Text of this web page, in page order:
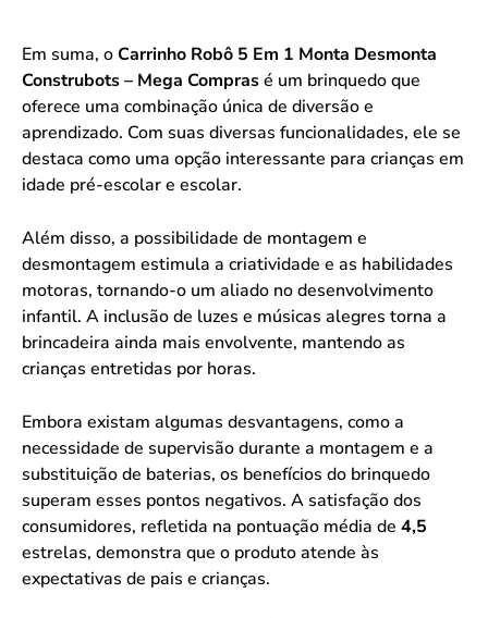
Em suma, oCarrinho Robô 5 Em 1 Monta Desmonta
Construbots – Mega Comprasé um brinquedo que
oferece uma combinação única de diversão e
aprendizado. Com suas diversas funcionalidades, ele se
destaca como uma opção interessante para crianças em
idade pré-escolar e escolar.
Além disso, a possibilidade de montagem e
desmontagem estimula a criatividade e as habilidades
motoras, tornando-o um aliado no desenvolvimento
infantil. A inclusão de luzes e músicas alegres torna a
brincadeira ainda mais envolvente, mantendo as
crianças entretidas por horas.
Embora existam algumas desvantagens, como a
necessidade de supervisão durante a montagem e a
substituição de baterias, os benefícios do brinquedo
superam esses pontos negativos. A satisfação dos
consumidores, refletida na pontuação média de 4,5
estrelas, demonstra que o produto atende às
expectativas de pais e crianças.